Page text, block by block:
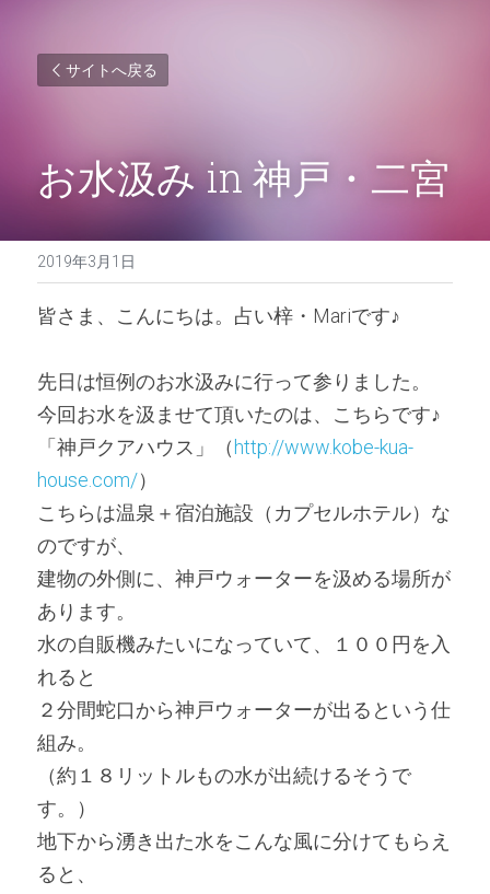
サイトへ戻る
お水汲み in 神戸・二宮
2019年3月1日
皆さま、こんにちは。占い梓・Mariです♪
先日は恒例のお水汲みに行って参りました。
今回お水を汲ませて頂いたのは、こちらです♪
「神戸クアハウス」（ http://www.kobe-kua-
house.com/）
こちらは温泉＋宿泊施設（カプセルホテル）な
のですが、
建物の外側に、神戸ウォーターを汲める場所が
あります。
水の自販機みたいになっていて、１００円を入
れると
２分間蛇口から神戸ウォーターが出るという仕
組み。
（約１８リットルもの水が出続けるそうで
す。）
地下から湧き出た水をこんな風に分けてもらえ
ると、